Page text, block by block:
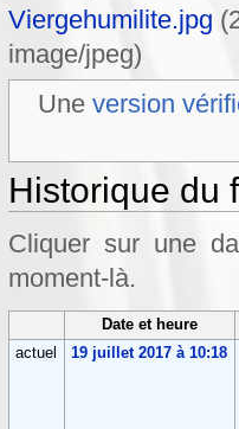
Viergehumilite.jpg
image/jpeg)
Une version
Historique du
Cliquer sur une
moment-là.
Date et heure
actuel
19 juillet 2017 à 10:18